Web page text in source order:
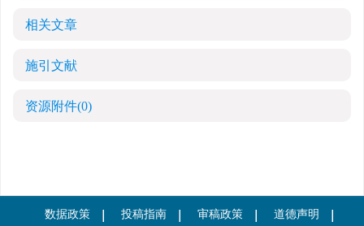
相关文章
施引文献
资源附件(0)
数据政策 投稿指南 审稿政策 道德声明